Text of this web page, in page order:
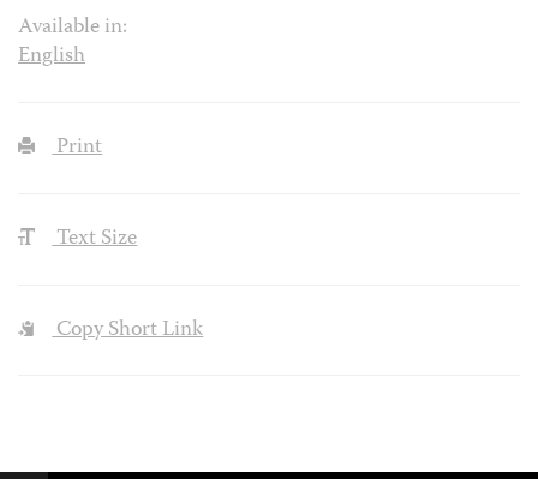
Available in:
English
Print
Text Size
Copy Short Link